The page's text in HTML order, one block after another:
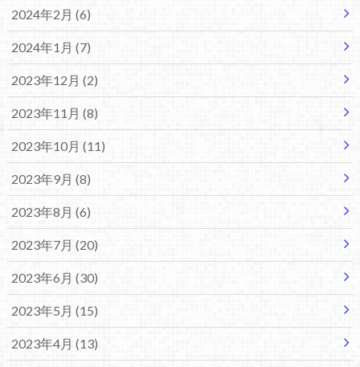
2024年2月 (6)
2024年1月 (7)
2023年12月 (2)
2023年11月 (8)
2023年10月 (11)
2023年9月 (8)
2023年8月 (6)
2023年7月 (20)
2023年6月 (30)
2023年5月 (15)
2023年4月 (13)